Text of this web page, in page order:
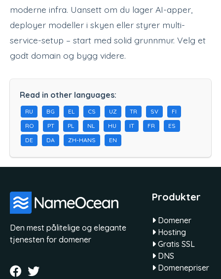
moderne infra. Uansett om du lager AI-apper,
deployer modeller i skyen eller styrer multi-
service-setup – start med solid grunnmur. Velg et
godt domain og bygg videre.
Read in other languages:
RU BG EL CS UZ TR SV
FI
RO
PT PL NL HU IT FR
ES
DE
DA ZH-HANS EN
Den mest pålitelige og elegante
tjenesten for domener
Produkter
Domener
Hosting
Gratis SSL
DNS
Domenepriser